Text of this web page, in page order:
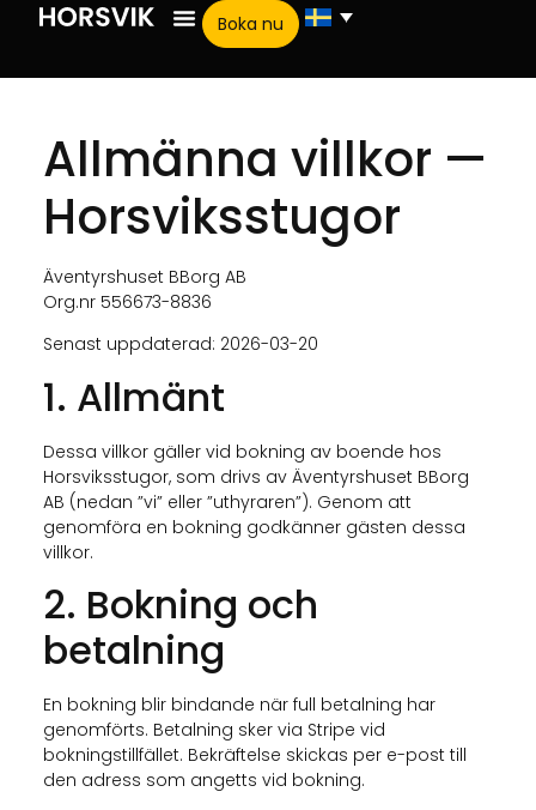
Boka nu
Allmänna villkor —
Horsviksstugor
Äventyrshuset BBorg AB
Org.nr 556673-8836
Senast uppdaterad: 2026-03-20
1. Allmänt
Dessa villkor gäller vid bokning av boende hos
Horsviksstugor, som drivs av Äventyrshuset BBorg
AB (nedan ”vi” eller ”uthyraren”). Genom att
genomföra en bokning godkänner gästen dessa
villkor.
2. Bokning och
betalning
En bokning blir bindande när full betalning har
genomförts. Betalning sker via Stripe vid
bokningstillfället. Bekräftelse skickas per e-post till
den adress som angetts vid bokning.